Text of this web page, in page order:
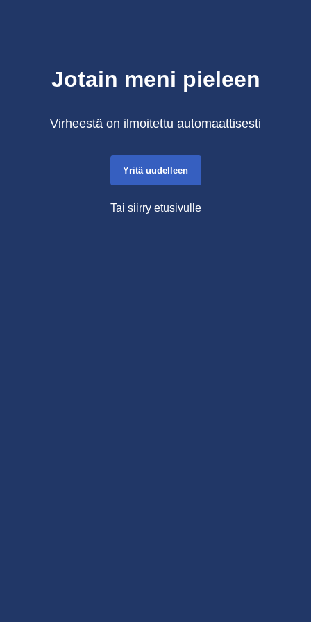
Jotain meni pieleen
Virheestä on ilmoitettu automaattisesti
Yritä uudelleen
Tai siirry etusivulle